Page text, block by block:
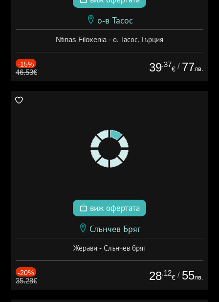
о-в Тасос
Ntinas Filoxenia - о. Тасос, Гърция
-15%
46.53€ 39.37
€ / 77лв.
виж офертата
Слънчев Бряг
Жерави - Слънчев бряг
-20%
35.28€ 28.12
€ / 55лв.